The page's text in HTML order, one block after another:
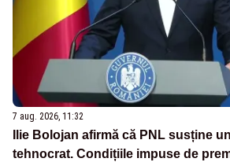
7 aug. 2026, 11:32
Ilie Bolojan afirmă că PNL susține
tehnocrat. Condițiile impuse de